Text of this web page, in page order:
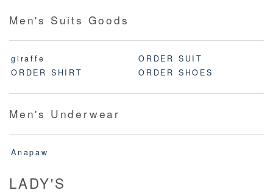
Men's Suits Goods
giraffe
ORDER SUIT
ORDER SHIRT
ORDER SHOES
Men's Underwear
Anapaw
LADY'S